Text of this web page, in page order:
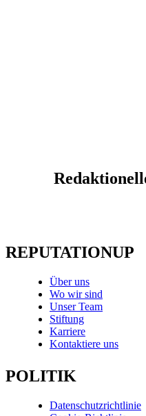
REPUTATIONUP
Über uns
Wo wir sind
Unser Team
Stiftung
Karriere
Kontaktiere uns
POLITIK
Datenschutzrichtlinie